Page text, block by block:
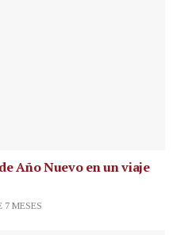
Año Nuevo en un viaje
7 MESES